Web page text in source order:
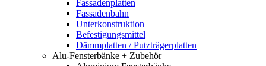
Fassadenplatten
Fassadenbahn
Unterkonstruktion
Befestigungsmittel
Dämmplatten / Putzträgerplatten
Alu-Fensterbänke + Zubehör